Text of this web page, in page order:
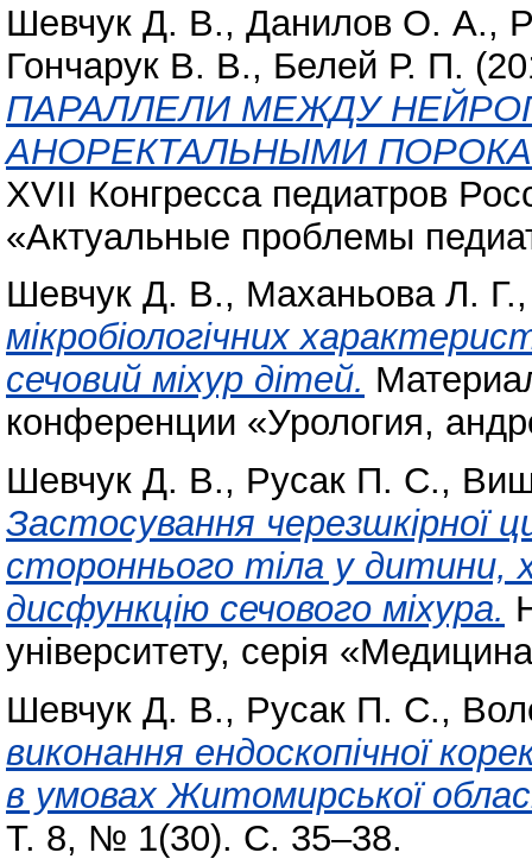
Шевчук Д. В., Данилов О. А.,
Гончарук В. В., Белей Р. П.
ПАРАЛЛЕЛИ МЕЖДУ
АНОРЕКТАЛЬНЫМИ
XVII Конгресса педиатров
«Актуальные проблемы
Шевчук Д. В., Маханьова Л. Г.
мікробіологічних
сечовий міхур дітей.
конференции «Урология,
Шевчук Д. В., Русак П. С.,
Застосування черезшкірної
стороннього тіла у дитини,
дисфункцію сечового міхура.
університету, серія
Шевчук Д. В., Русак П. С.,
виконання ендоскопічної
в умовах Житомирської
Т. 8, № 1(30). С. 35–38.